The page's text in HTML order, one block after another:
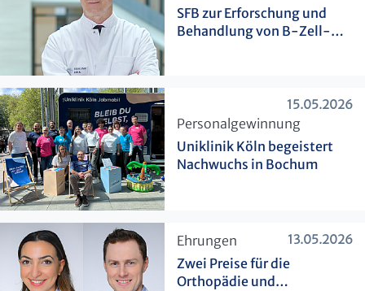
SFB zur Erforschung und
Behandlung von B-Zell-
15.05.2026
​Personalgewinnung
Uniklinik Köln begeistert
Nachwuchs in Bochum
13.05.2026
​Ehrungen
Zwei Preise für die
Orthopädie und